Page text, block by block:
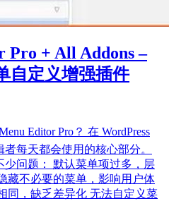
Pro + All Addons –
自定义增强插件
Editor Pro？ 在 WordPress
每天都会使用的核心部分。
问题： 默认菜单项过多，层
藏不必要的菜单，影响用户体
同，缺乏差异化 无法自定义菜